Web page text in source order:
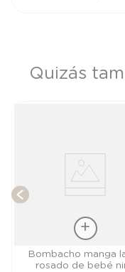
Quizás
TallaBombacho manga
rosado de bebé